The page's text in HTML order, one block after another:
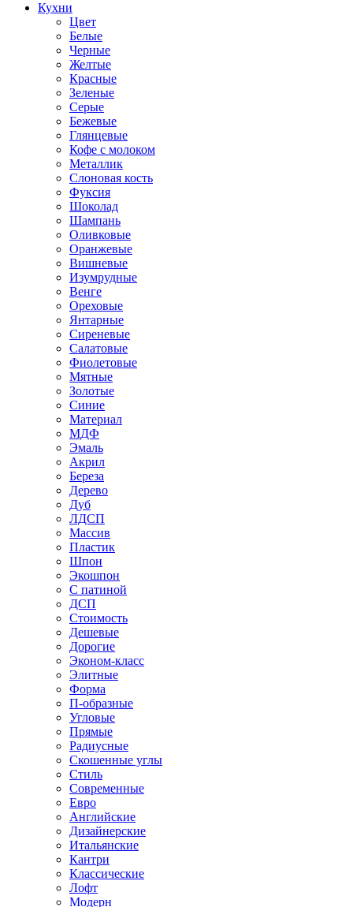
Кухни
Цвет
Белые
Черные
Желтые
Красные
Зеленые
Серые
Бежевые
Глянцевые
Кофе с молоком
Металлик
Слоновая кость
Фуксия
Шоколад
Шампань
Оливковые
Оранжевые
Вишневые
Изумрудные
Венге
Ореховые
Янтарные
Сиреневые
Салатовые
Фиолетовые
Мятные
Золотые
Синие
Материал
МДФ
Эмаль
Акрил
Береза
Дерево
Дуб
ЛДСП
Массив
Пластик
Шпон
Экошпон
С патиной
ДСП
Стоимость
Дешевые
Дорогие
Эконом-класс
Элитные
Форма
П-образные
Угловые
Прямые
Радиусные
Скошенные углы
Стиль
Современные
Евро
Английские
Дизайнерские
Итальянские
Кантри
Классические
Лофт
Модерн